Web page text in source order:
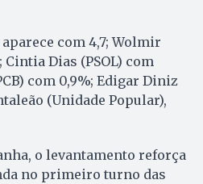
com 4,7; Wolmir
Cintia Dias (PSOL) com
com 0,9%; Edigar Diniz
(Unidade Popular),
o levantamento reforça
no primeiro turno das